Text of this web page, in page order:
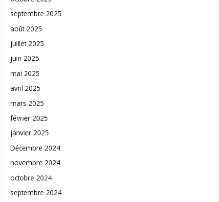
septembre 2025
août 2025
juillet 2025
juin 2025
mai 2025
avril 2025
mars 2025
février 2025
janvier 2025
Décembre 2024
novembre 2024
octobre 2024
septembre 2024